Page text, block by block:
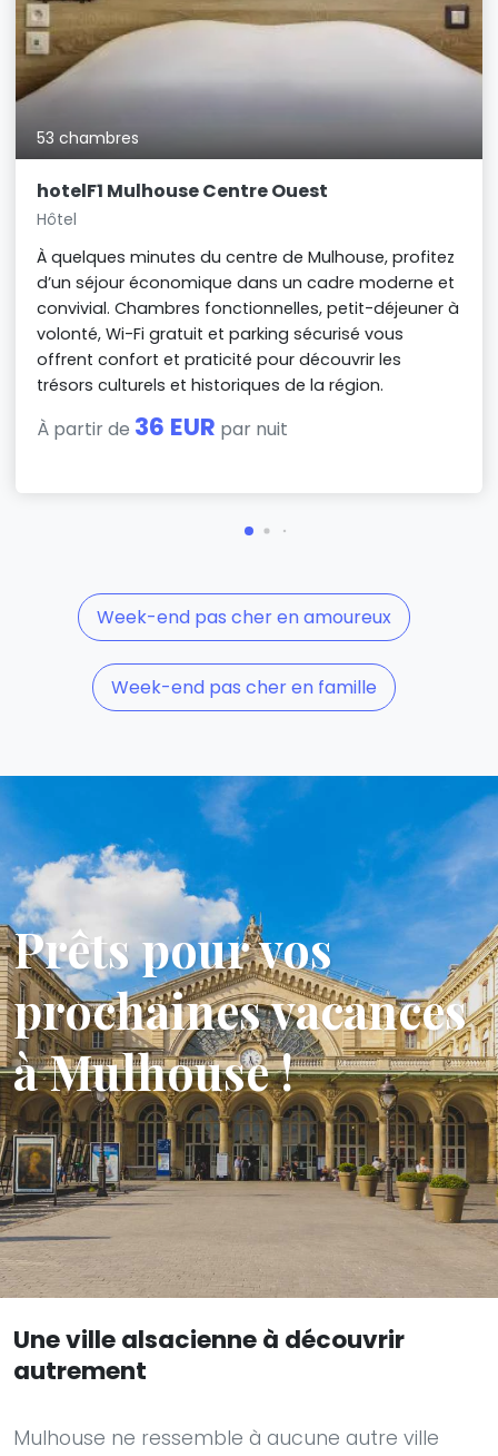
53 chambres
hotelF1 Mulhouse Centre Ouest
Hôtel
À quelques minutes du centre de Mulhouse, profitez
d’un séjour économique dans un cadre moderne et
convivial. Chambres fonctionnelles, petit-déjeuner à
volonté, Wi-Fi gratuit et parking sécurisé vous
offrent confort et praticité pour découvrir les
trésors culturels et historiques de la région.
À partir de 36 EUR par nuit
Week-end pas cher en amoureux
Week-end pas cher en famille
Prêts pour vos
prochaines vacances
à Mulhouse !
Une ville alsacienne à découvrir
autrement
Mulhouse ne ressemble à aucune autre ville